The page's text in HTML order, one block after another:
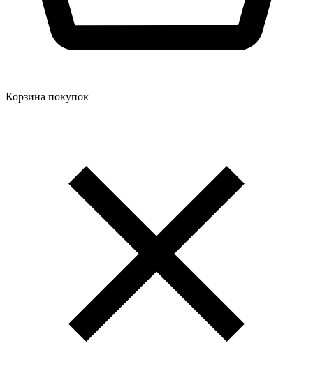
Корзина покупок